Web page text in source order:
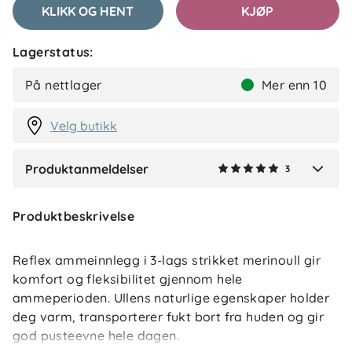
KLIKK OG HENT KJØP
Lagerstatus:
På nettlager Mer enn 10
Velg butikk
Produktanmeldelser 3
MS
Produktbeskrivelse
Reflex ammeinnlegg i 3-lags strikket merinoull gir
komfort og fleksibilitet gjennom hele
ammeperioden. Ullens naturlige egenskaper holder
deg varm, transporterer fukt bort fra huden og gir
god pusteevne hele dagen.